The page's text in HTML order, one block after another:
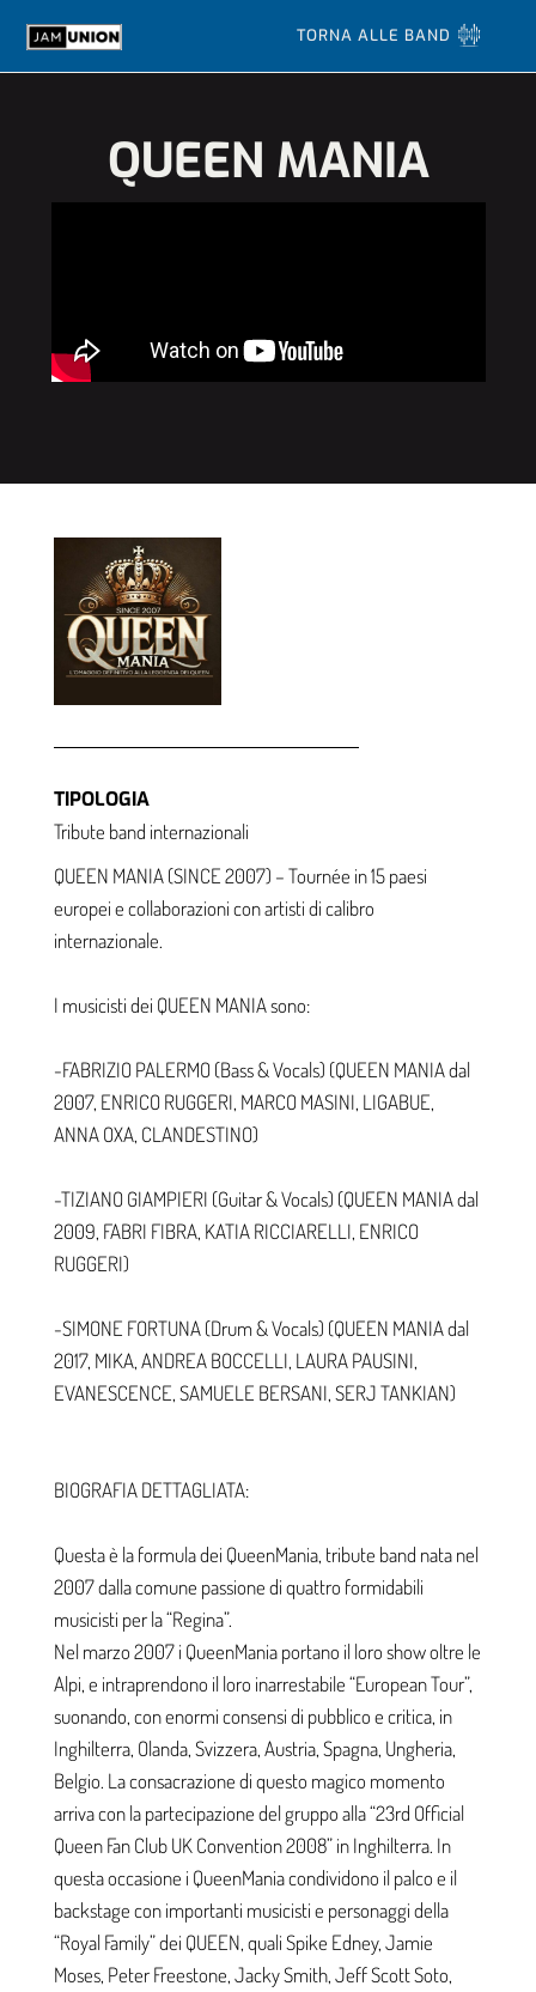
TORNA ALLE BAND
BAND
QUEEN MANIA
TIPOLOGIA
Tribute band internazionali
QUEEN MANIA (SINCE 2007) – Tournée in 15 paesi
europei e collaborazioni con artisti di calibro
internazionale.
I musicisti dei QUEEN MANIA sono:
-FABRIZIO PALERMO (Bass & Vocals) (QUEEN MANIA dal
2007, ENRICO RUGGERI, MARCO MASINI, LIGABUE,
ANNA OXA, CLANDESTINO)
-TIZIANO GIAMPIERI (Guitar & Vocals) (QUEEN MANIA dal
2009, FABRI FIBRA, KATIA RICCIARELLI, ENRICO
RUGGERI)
-SIMONE FORTUNA (Drum & Vocals) (QUEEN MANIA dal
2017, MIKA, ANDREA BOCCELLI, LAURA PAUSINI,
EVANESCENCE, SAMUELE BERSANI, SERJ TANKIAN)
BIOGRAFIA DETTAGLIATA:
Questa è la formula dei QueenMania, tribute band nata nel
2007 dalla comune passione di quattro formidabili
musicisti per la “Regina”.
Nel marzo 2007 i QueenMania portano il loro show oltre le
Alpi, e intraprendono il loro inarrestabile “European Tour”,
suonando, con enormi consensi di pubblico e critica, in
Inghilterra, Olanda, Svizzera, Austria, Spagna, Ungheria,
Belgio. La consacrazione di questo magico momento
arriva con la partecipazione del gruppo alla “23rd Official
Queen Fan Club UK Convention 2008” in Inghilterra. In
questa occasione i QueenMania condividono il palco e il
backstage con importanti musicisti e personaggi della
“Royal Family” dei QUEEN, quali Spike Edney, Jamie
Moses, Peter Freestone, Jacky Smith, Jeff Scott Soto,